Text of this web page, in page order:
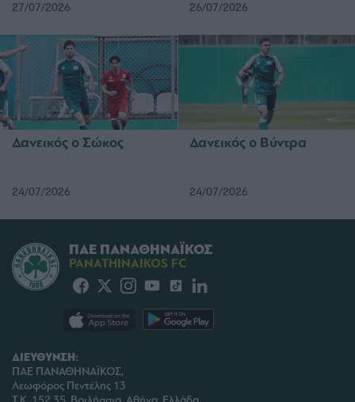
27/07/2026 26/07/2026
Δανεικός ο Σώκος
24/07/2026
Δανεικός ο Βύντρα
24/07/2026
ΔΙΕΥΘΥΝΣΗ:
ΠΑΕ ΠΑΝΑΘΗΝΑΪΚΟΣ,
Λεωφόρος Πεντέλης 13
ΠΑΕ ΠΑΝΑΘΗΝΑΪΚΟΣ
PANATHINAIKOS FC